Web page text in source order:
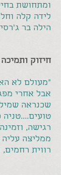
ומתחושת
לידה קלה
הילה בר
חיזוק
"מעולם לא
אבל אחרי
שכנראה
רגישה,
ממליצה עליה
רווית